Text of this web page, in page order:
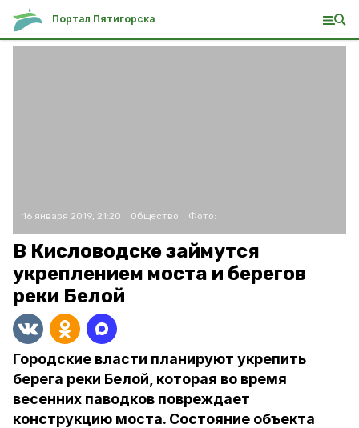
Портал Пятигорска
16 января 2019, 21:20 Общество Фото:
В Кисловодске займутся
укреплением моста и берегов
реки Белой
Городские власти планируют укрепить
берега реки Белой, которая во время
весенних паводков повреждает
конструкцию моста. Состояние объекта